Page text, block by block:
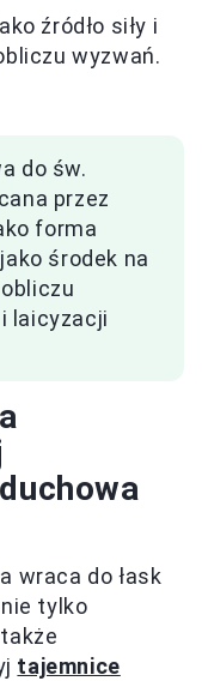
źródło siły i
wyzwań.
do św.
przez
forma
środek na
laicyzacji
wraca do łask
tylko
tajemnice